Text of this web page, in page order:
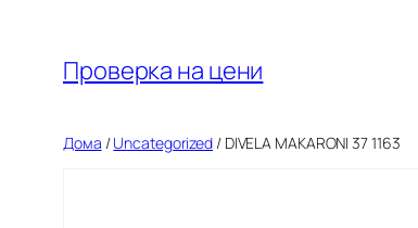
содржината
Проверка на цени
Дома /Uncategorized / DIVELA MAKARONI 37 1163